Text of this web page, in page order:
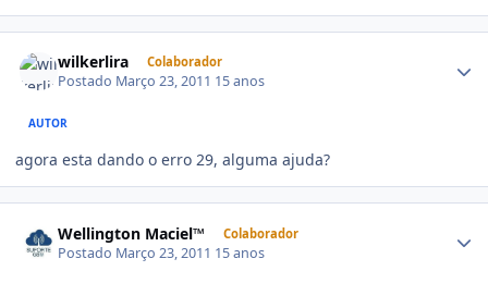
wilkerlira Colaborador
Postado Março 23, 2011 15 anos
AUTOR
agora esta dando o erro 29, alguma ajuda?
Wellington Maciel™ Colaborador
Postado Março 23, 2011 15 anos